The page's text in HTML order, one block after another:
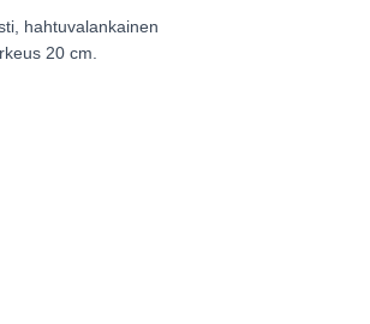
hahtuvalankainen
20 cm.